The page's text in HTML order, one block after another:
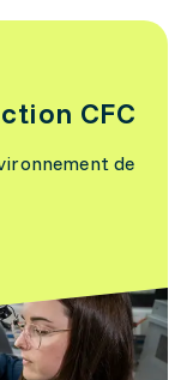
CFC
de